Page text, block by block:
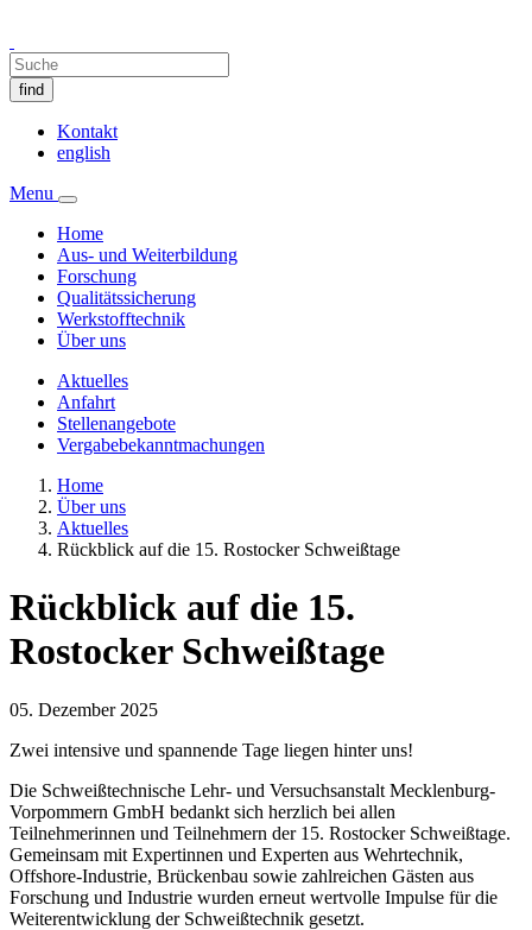
find
Kontakt
english
Menu
Home
Aus- und Weiterbildung
Forschung
Qualitätssicherung
Werkstofftechnik
Über uns
Aktuelles
Anfahrt
Stellenangebote
Vergabebekanntmachungen
Home
Über uns
Aktuelles
Rückblick auf die 15. Rostocker Schweißtage
Rückblick auf die 15.
Rostocker Schweißtage
05. Dezember 2025
Zwei intensive und spannende Tage liegen hinter uns!
Die Schweißtechnische Lehr- und Versuchsanstalt Mecklenburg-
Vorpommern GmbH bedankt sich herzlich bei allen
Teilnehmerinnen und Teilnehmern der 15. Rostocker Schweißtage.
Gemeinsam mit Expertinnen und Experten aus Wehrtechnik,
Offshore-Industrie, Brückenbau sowie zahlreichen Gästen aus
Forschung und Industrie wurden erneut wertvolle Impulse für die
Weiterentwicklung der Schweißtechnik gesetzt.